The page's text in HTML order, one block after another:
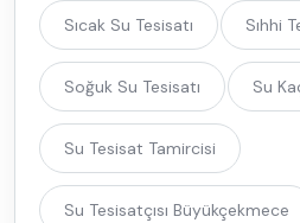
Sıcak Su Tesisatı Sıhhi
Soğuk Su Tesisatı Su
Su Tesisat Tamircisi
Su Tesisatçısı Büyükçekmece